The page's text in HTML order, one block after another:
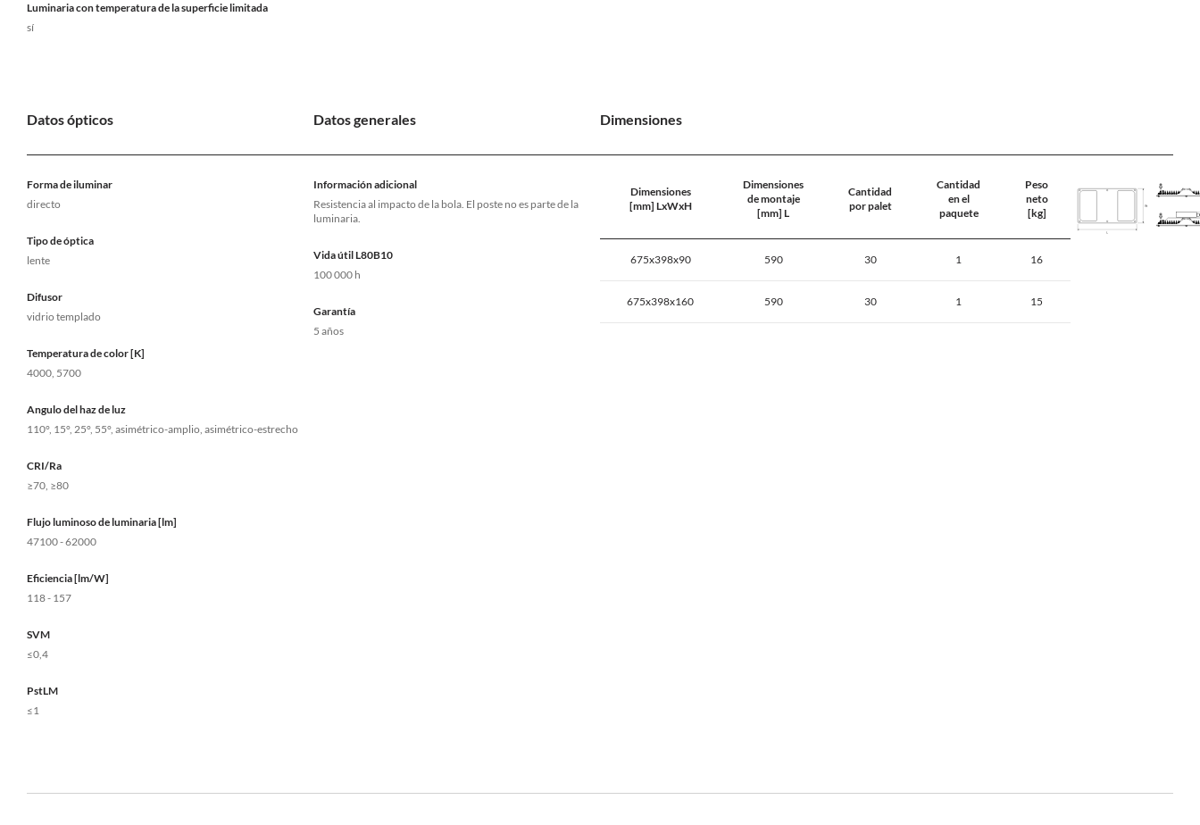
Luminaria con temperatura de la superficie limitada
sí
Datos ópticos
Forma de iluminar
directo
Tipo de óptica
lente
Difusor
vidrio templado
Temperatura de color [K]
4000, 5700
Angulo del haz de luz
110°, 15°, 25°, 55°, asimétrico-amplio, asimétrico-estrecho
CRI/Ra
≥70, ≥80
Flujo luminoso de luminaria [lm]
47100 - 62000
Eficiencia [lm/W]
118 - 157
SVM
≤0,4
PstLM
≤1
Datos generales
Información adicional
Resistencia al impacto de la bola. El poste no es parte de la
luminaria.
Vida útil L80B10
100 000 h
Garantía
5 años
Dimensiones
Dimensiones
[mm] LxWxH
Dimensiones
de montaje
[mm] L
Cantidad
por palet
Cantidad
en el
paquete
Peso
neto
[kg]
675x398x90 590 30 1 16
675x398x160 590 30 1 15